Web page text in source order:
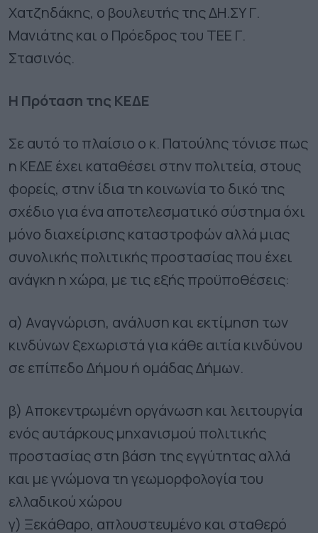
Χατζηδάκης, ο βουλευτής της ΔΗ.ΣΥ Γ.
Μανιάτης και ο Πρόεδρος του ΤΕΕ Γ.
Στασινός.
Η Πρόταση της ΚΕΔΕ
Σε αυτό το πλαίσιο ο κ. Πατούλης τόνισε πως
η ΚΕΔΕ έχει καταθέσει στην πολιτεία, στους
φορείς, στην ίδια τη κοινωνία το δικό της
σχέδιο για ένα αποτελεσματικό σύστημα όχι
μόνο διαχείρισης καταστροφών αλλά μιας
συνολικής πολιτικής προστασίας που έχει
ανάγκη η χώρα, με τις εξής προϋποθέσεις:
α) Αναγνώριση, ανάλυση και εκτίμηση των
κινδύνων ξεχωριστά για κάθε αιτία κινδύνου
σε επίπεδο Δήμου ή ομάδας Δήμων.
β) Αποκεντρωμένη οργάνωση και λειτουργία
ενός αυτάρκους μηχανισμού πολιτικής
προστασίας στη βάση της εγγύτητας αλλά
και με γνώμονα τη γεωμορφολογία του
ελλαδικού χώρου
γ) Ξεκάθαρο, απλουστευμένο και σταθερό